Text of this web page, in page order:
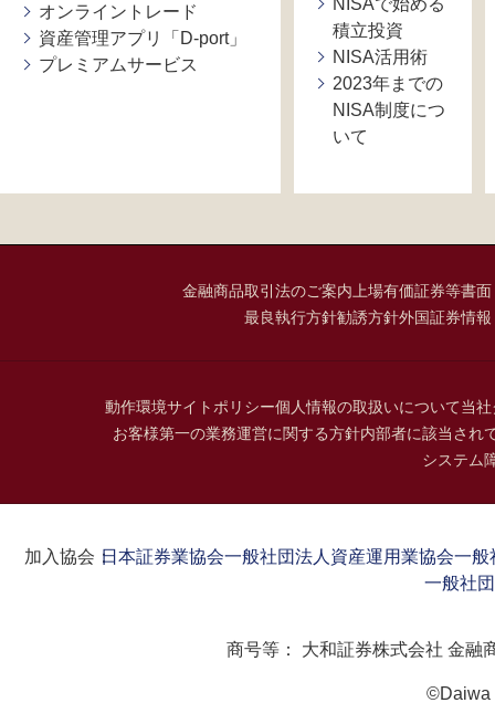
オンライントレード
資産管理アプリ「D-port」
プレミアムサービス
NISAで始める
積立投資
NISA活用術
2023年までの
NISA制度につ
いて
金融商品取引法のご案内 上場有価証券等書
最良執行方針勧誘方針外国証券情
動作環境サイトポリシー個人情報の取扱いについて当
お客様第一の業務運営に関する方針内部者に該当され
システム
加入協会：日本証券業協会一般社団法人資産運用業協会一般
一般社
商号等： 大和証券株式会社 金融
©Daiwa